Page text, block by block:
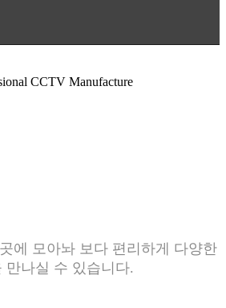
CCTV Manufacture
에 모아놔 보다 편리하게 다양한
만나실 수 있습니다.